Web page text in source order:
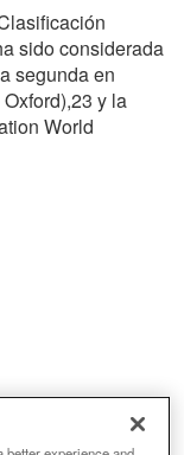
sido considerada
segunda en
y la
World